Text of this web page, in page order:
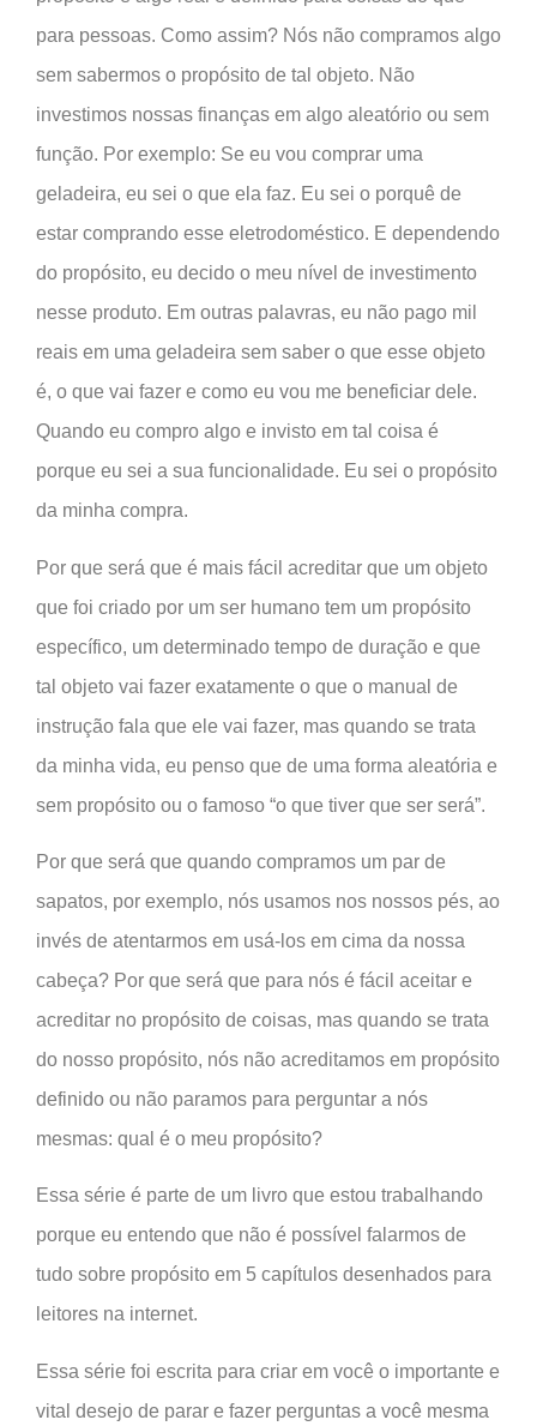
para pessoas. Como assim? Nós não compramos algo
sem sabermos o propósito de tal objeto. Não
investimos nossas finanças em algo aleatório ou sem
função. Por exemplo: Se eu vou comprar uma
geladeira, eu sei o que ela faz. Eu sei o porquê de
estar comprando esse eletrodoméstico. E dependendo
do propósito, eu decido o meu nível de investimento
nesse produto. Em outras palavras, eu não pago mil
reais em uma geladeira sem saber o que esse objeto
é, o que vai fazer e como eu vou me beneficiar dele.
Quando eu compro algo e invisto em tal coisa é
porque eu sei a sua funcionalidade. Eu sei o propósito
da minha compra.
Por que será que é mais fácil acreditar que um objeto
que foi criado por um ser humano tem um propósito
específico, um determinado tempo de duração e que
tal objeto vai fazer exatamente o que o manual de
instrução fala que ele vai fazer, mas quando se trata
da minha vida, eu penso que de uma forma aleatória e
sem propósito ou o famoso “o que tiver que ser será”.
Por que será que quando compramos um par de
sapatos, por exemplo, nós usamos nos nossos pés, ao
invés de atentarmos em usá-los em cima da nossa
cabeça? Por que será que para nós é fácil aceitar e
acreditar no propósito de coisas, mas quando se trata
do nosso propósito, nós não acreditamos em propósito
definido ou não paramos para perguntar a nós
mesmas: qual é o meu propósito?
Essa série é parte de um livro que estou trabalhando
porque eu entendo que não é possível falarmos de
tudo sobre propósito em 5 capítulos desenhados para
leitores na internet.
Essa série foi escrita para criar em você o importante e
vital desejo de parar e fazer perguntas a você mesma